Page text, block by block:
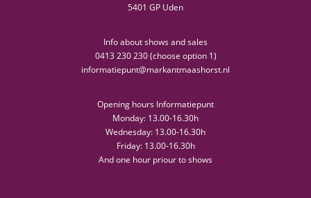
5401 GP Uden
Info about shows and sales
0413 230 230 (choose option 1)
informatiepunt@markantmaashorst.nl
Opening hours Informatiepunt
Monday: 13.00-16.30h
Wednesday: 13.00-16.30h
Friday: 13.00-16.30h
And one hour priour to shows